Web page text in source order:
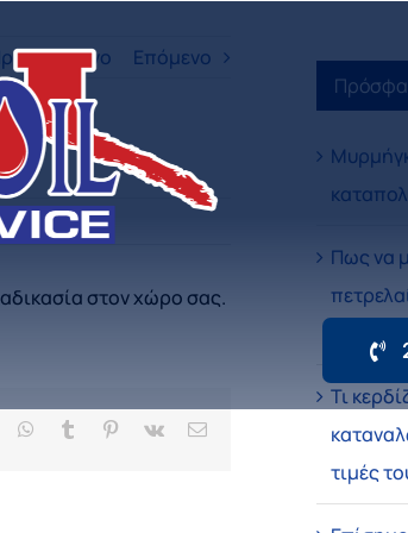
Επόμενο
στον χώρο σας.
WhatsApp
Tumblr Pinterest
Vk Email
Πως να
Τι
τιμές